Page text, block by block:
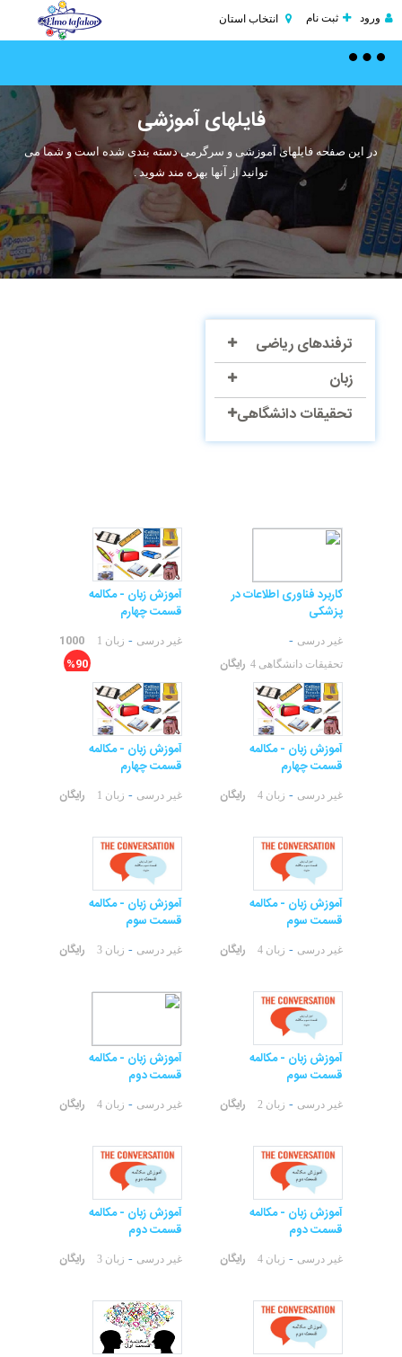
ورود ثبت نام انتخاب استان
Toggle
فایلهای آموزشی
در این صفحه فایلهای آموزشی و سرگرمی دسته بندی شده است و شما می
توانید از آنها بهره مند شوید .
ترفندهای ریاضی
زبان
تحقیقات دانشگاهی
کاربرد فناوری اطلاعات در
پزشکی
غیر درسی -
تحقیقات دانشگاهی 4 رایگان
آموزش زبان - مکالمه
قسمت چهارم
غیر درسی - زبان 1
1000
%90
آموزش زبان - مکالمه
قسمت چهارم
غیر درسی - زبان 4 رایگان
آموزش زبان - مکالمه
قسمت چهارم
غیر درسی - زبان 1 رایگان
آموزش زبان - مکالمه
قسمت سوم
غیر درسی - زبان 4 رایگان
آموزش زبان - مکالمه
قسمت سوم
غیر درسی - زبان 3 رایگان
آموزش زبان - مکالمه
قسمت سوم
غیر درسی - زبان 2 رایگان
آموزش زبان - مکالمه
قسمت دوم
غیر درسی - زبان 4 رایگان
آموزش زبان - مکالمه
قسمت دوم
غیر درسی - زبان 4 رایگان
آموزش زبان - مکالمه
قسمت دوم
غیر درسی - زبان 3 رایگان